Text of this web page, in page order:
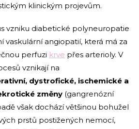
klinickým projevům.
vzniku diabetické polyneuropatie
vaskulární angiopatií, která má za
perfuzi krve přes arterioly. V
vznikají na
dystrofické, ischemické a
změny (gangrenózní
však dochází většinou bohužel
prstů postižených nemocí,